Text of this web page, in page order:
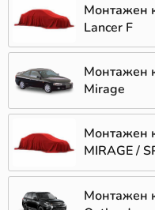
Монтажен
Lancer F
Монтажен
Mirage
Монтажен
MIRAGE /
Монтажен